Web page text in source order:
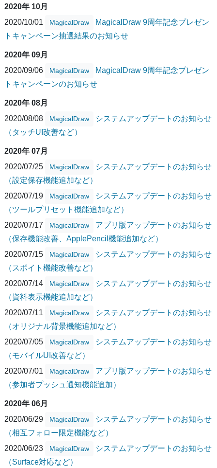
2020年 10月
2020/10/01
MagicalDraw
MagicalDraw 9周年記念プレゼン
トキャンペーン抽選結果のお知らせ
2020年 09月
2020/09/06
MagicalDraw
MagicalDraw 9周年記念プレゼン
トキャンペーンのお知らせ
2020年 08月
2020/08/08
MagicalDraw
システムアップデートのお知らせ
（タッチUI改善など）
2020年 07月
2020/07/25
MagicalDraw
システムアップデートのお知らせ
（設定保存機能追加など）
2020/07/19
MagicalDraw
システムアップデートのお知らせ
（ツールプリセット機能追加など）
2020/07/17
MagicalDraw
アプリ版アップデートのお知らせ
（保存機能改善、ApplePencil機能追加など）
2020/07/15
MagicalDraw
システムアップデートのお知らせ
（スポイト機能改善など）
2020/07/14
MagicalDraw
システムアップデートのお知らせ
（資料表示機能追加など）
2020/07/11
MagicalDraw
システムアップデートのお知らせ
（オリジナル背景機能追加など）
2020/07/05
MagicalDraw
システムアップデートのお知らせ
（モバイルUI改善など）
2020/07/01
MagicalDraw
アプリ版アップデートのお知らせ
（参加者プッシュ通知機能追加）
2020年 06月
2020/06/29
MagicalDraw
システムアップデートのお知らせ
（相互フォロー限定機能など）
2020/06/23
MagicalDraw
システムアップデートのお知らせ
（Surface対応など）